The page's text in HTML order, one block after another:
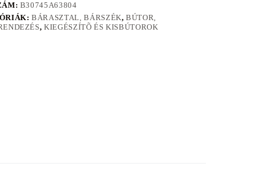
B30745A63804
BÁRASZTAL, BÁRSZÉK,BÚTOR,
,KIEGÉSZÍTÕ ÉS KISBÚTOROK